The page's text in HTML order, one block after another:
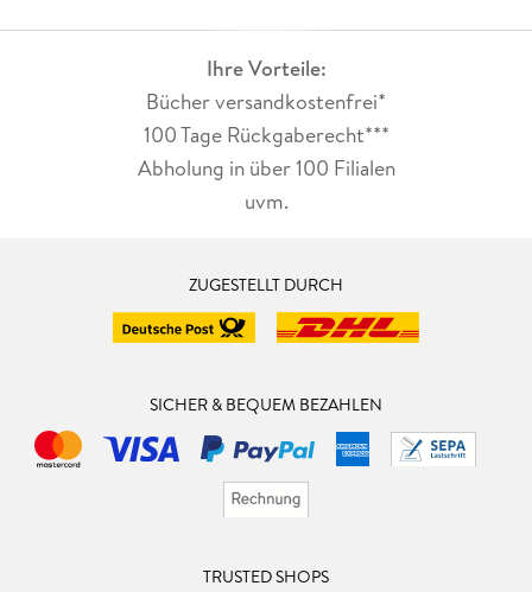
Ihre Vorteile:
Bücher versandkostenfrei*
100 Tage Rückgaberecht***
Abholung in über 100 Filialen
uvm.
ZUGESTELLT DURCH
SICHER & BEQUEM BEZAHLEN
TRUSTED SHOPS